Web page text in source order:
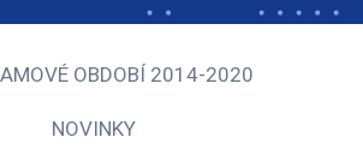
OBDOBÍ 2014-2020
NOVINKY